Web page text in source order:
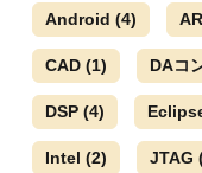
Android (4)
CAD (1) DAコ
DSP (4)
Intel (2) JTAG